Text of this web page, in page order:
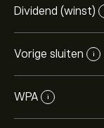
Dividend (winst)
Vorige sluiten i
WPA i